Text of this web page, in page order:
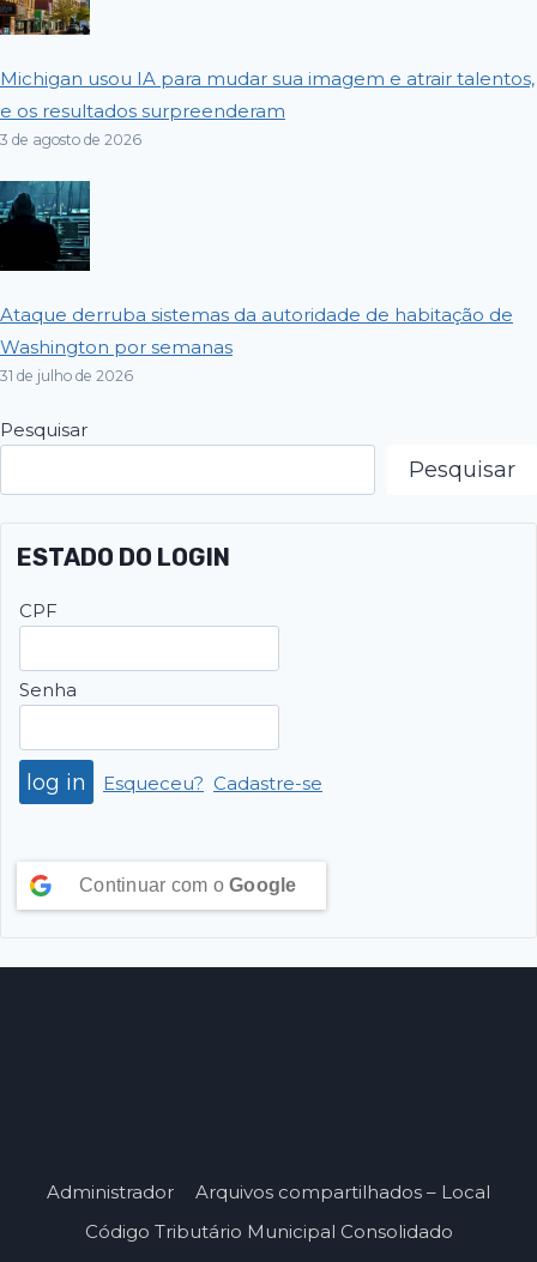
Michigan usou IA para mudar sua imagem e atrair talentos,
e os resultados surpreenderam
3 de agosto de 2026
Ataque derruba sistemas da autoridade de habitação de
Washington por semanas
31 de julho de 2026
Pesquisar
Pesquisar
ESTADO DO LOGIN
CPF
Senha
Esqueceu? Cadastre-se
Continuar com o Google
Administrador
Arquivos compartilhados – Local
Código Tributário Municipal Consolidado